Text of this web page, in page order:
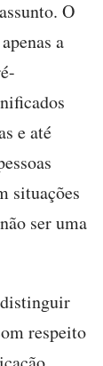
O
a
e até
situações
ser uma
respeito